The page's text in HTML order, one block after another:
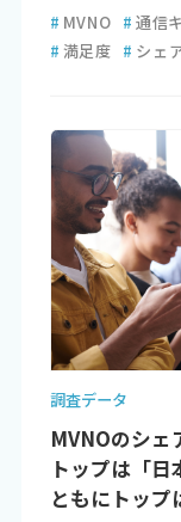
# MVNO # 通信
# 満足度 # シェ
調査データ
MVNOのシェ
トップは「
ともにトップ